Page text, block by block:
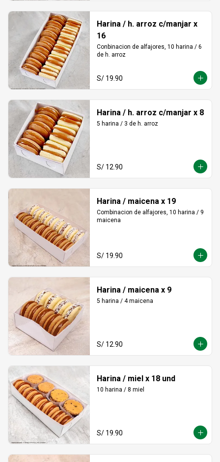
Harina / h. arroz c/manjar x
16
Conbinacion de alfajores, 10 harina / 6
de h. arroz
S/ 19.90
Harina / h. arroz c/manjar x 8
5 harina / 3 de h. arroz
S/ 12.90
Harina / maicena x 19
Combinacion de alfajores, 10 harina / 9
maicena
S/ 19.90
Harina / maicena x 9
5 harina / 4 maicena
S/ 12.90
Harina / miel x 18 und
10 harina / 8 miel
S/ 19.90